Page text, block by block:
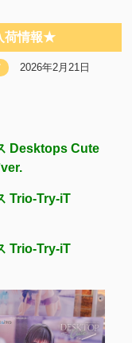
荷情報★
2026年2月21日
Desktops Cute
Trio-Try-iT
Trio-Try-iT